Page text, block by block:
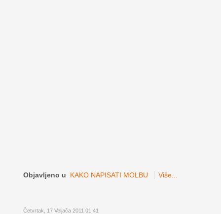
Objavljeno u KAKO NAPISATI MOLBU Više...
Četvrtak, 17 Veljača 2011 01:41